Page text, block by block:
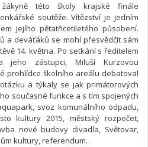
této školy krajské finále
soutěže. Vítězství je jedním
jejího pětatřicetiletého působení.
a deváťáků se mohl přesvědčit sám
14. května. Po setkání s ředitelem
jeho zástupci, Miluší Kurzovou
prohlídce školního areálu debatoval
a týkaly se jak primátorových
současné funkce a s tím spojených
svoz komunálního odpadu,
kultury 2015, městský rozpočet,
nové budovy divadla, Světovar,
kultury, referendum.